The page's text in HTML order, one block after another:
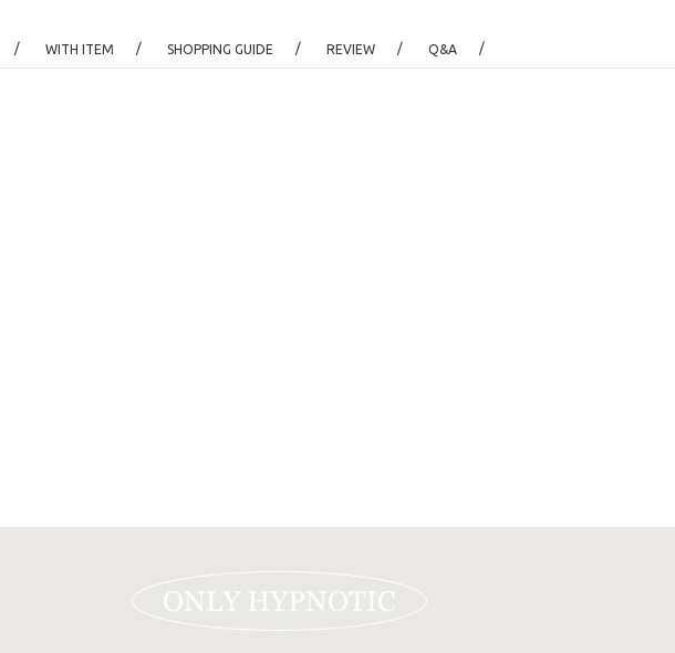
/ WITH ITEM / SHOPPING GUIDE / REVIEW / Q&A /